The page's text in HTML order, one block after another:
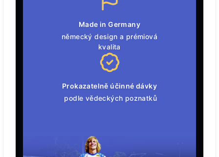
Made in Germany
německý design a prémiová
kvalita
Prokazatelně účinné dávky
podle vědeckých poznatků